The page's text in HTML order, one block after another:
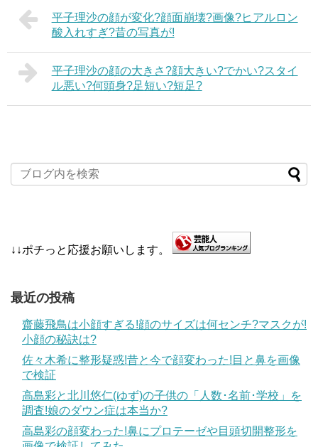
平子理沙の顔が変化?顔面崩壊?画像?ヒアルロン
酸入れすぎ?昔の写真が!
平子理沙の顔の大きさ?顔大きい?でかい?スタイ
ル悪い?何頭身?足短い?短足?
↓↓ポチっと応援お願いします。
最近の投稿
齋藤飛鳥は小顔すぎる!顔のサイズは何センチ?マスクが!
小顔の秘訣は?
佐々木希に整形疑惑!昔と今で顔変わった!目と鼻を画像
で検証
高島彩と北川悠仁(ゆず)の子供の「人数･名前･学校」を
調査!娘のダウン症は本当か?
高島彩の顔変わった!鼻にプロテーゼや目頭切開整形を